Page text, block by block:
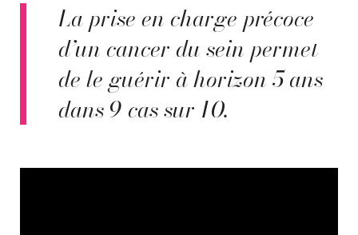
La prise en charge précoce
d’un cancer du sein permet
de le guérir à horizon 5 ans
dans 9 cas sur 10.